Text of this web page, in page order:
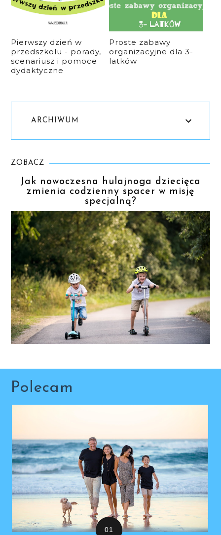
Pierwszy dzień w
przedszkolu - porady,
scenariusz i pomoce
dydaktyczne
Proste zabawy
organizacyjne dla 3-
latków
ARCHIWUM
ZOBACZ
Jak nowoczesna hulajnoga dziecięca
zmienia codzienny spacer w misję
specjalną?
Polecam